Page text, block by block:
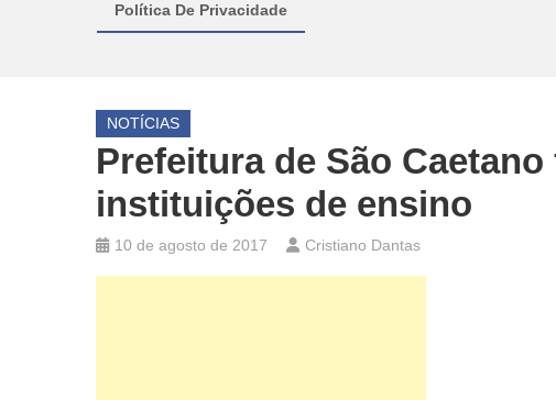
Política De Privacidade
NOTÍCIAS
Prefeitura de São
instituições de ensino
10 de agosto de 2017 Cristiano Dantas